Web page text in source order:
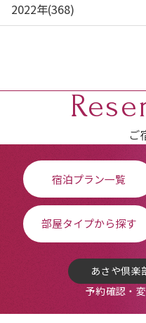
2022年(368)
ご
宿泊プラン一覧
部屋タイプから探す
あさや倶楽
予約確認・